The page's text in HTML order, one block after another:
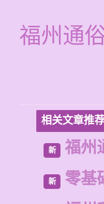
福州通
相关文章推
新 福州
新
零基